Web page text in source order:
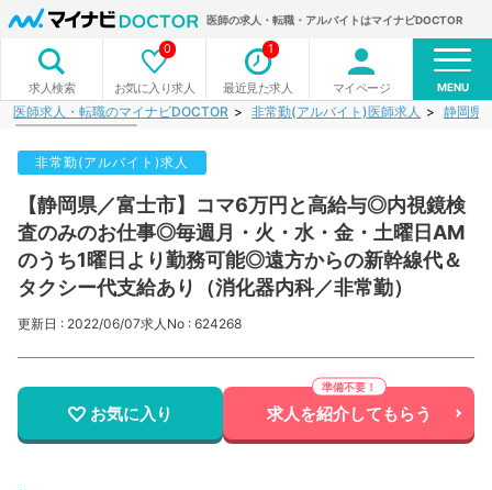
医師の求人・転職・アルバイトはマイナビDOCTOR
求人検索 お気に入り求人
0
最近見た求人
1
マイページ MENU
医師求人・転職のマイナビDOCTOR 非常勤(アルバイト)医師求人 静岡県
非常勤(アルバイト)求人
【静岡県／富士市】コマ6万円と高給与◎内視鏡検
査のみのお仕事◎毎週月・火・水・金・土曜日AM
のうち1曜日より勤務可能◎遠方からの新幹線代＆
タクシー代支給あり（消化器内科／非常勤）
更新日 : 2022/06/07求人No : 624268
お気に入り 求人を紹介してもらう